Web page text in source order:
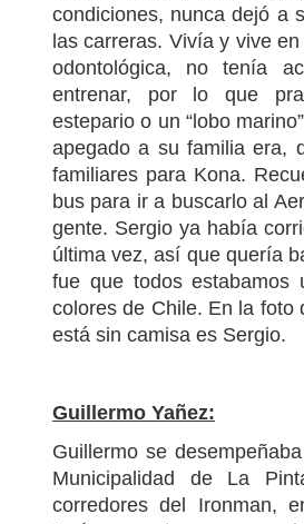
condiciones, nunca dejó a
las carreras. Vivía y vive
odontológica, no tenía
entrenar, por lo que
estepario o un “lobo
apegado a su familia era,
familiares para Kona.
bus para ir a buscarlo al
gente. Sergio ya había
última vez, así que quería
fue que todos estabamos
colores de Chile. En la foto
está sin camisa es Sergio.
Guillermo Yañez:
Guillermo se
Municipalidad de La
corredores del Ironman,